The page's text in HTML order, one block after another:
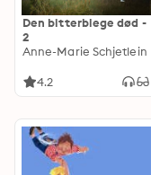
Den bitterblege død -
2
Anne-Marie Schjetlein
4.2